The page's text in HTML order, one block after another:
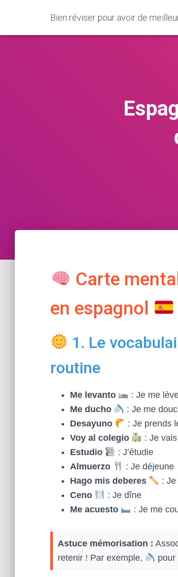
Bien réviser pour avoir de
Carte
en espagnol
1. Le
routine
Me levanto
: Je me
Me ducho
: Je me
Desayuno
: Je prends
Voy al colegio
: Je
Estudio
: J’étudie
Almuerzo
: Je déjeune
Hago mis deberes
:
Ceno
: Je dîne
Me acuesto
: Je me
Astuce mémorisation :
retenir ! Par exemple,
pour